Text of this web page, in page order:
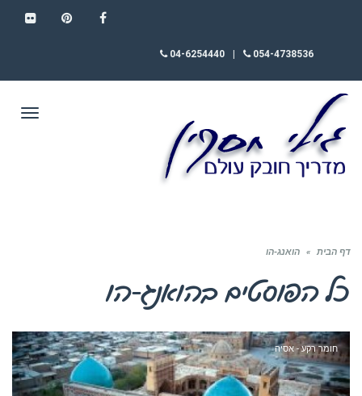
054-4738536
04-6254440
דף הבית » הואנג-הו
כל הפוסטים בהואנג-הו
חומר רקע - אסיה